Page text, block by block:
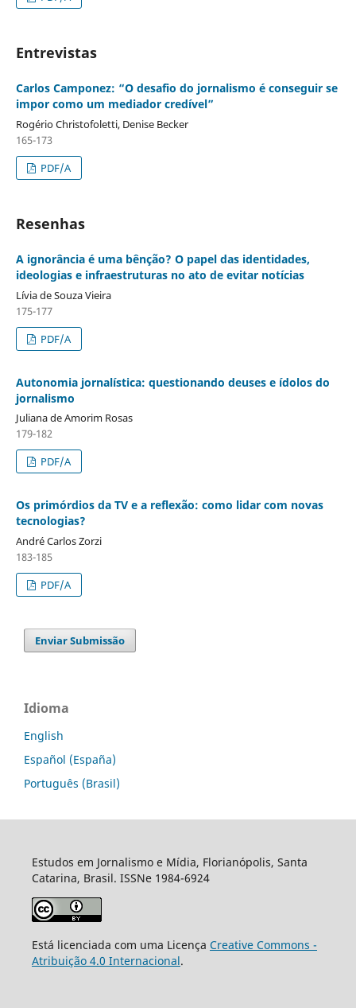
Entrevistas
Carlos Camponez: “O desafio do jornalismo é conseguir se
impor como um mediador credível”
Rogério Christofoletti, Denise Becker
165-173
PDF/A
Resenhas
A ignorância é uma bênção? O papel das identidades,
ideologias e infraestruturas no ato de evitar notícias
Lívia de Souza Vieira
175-177
PDF/A
Autonomia jornalística: questionando deuses e ídolos do
jornalismo
Juliana de Amorim Rosas
179-182
PDF/A
Os primórdios da TV e a reflexão: como lidar com novas
tecnologias?
André Carlos Zorzi
183-185
PDF/A
Enviar Submissão
Idioma
English
Español (España)
Português (Brasil)
Estudos em Jornalismo e Mídia, Florianópolis, Santa
Catarina, Brasil. ISSNe 1984-6924
Está licenciada com uma Licença Creative Commons -
Atribuição 4.0 Internacional.